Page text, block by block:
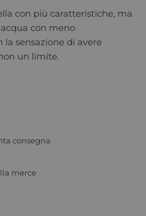
con più caratteristiche, ma
con meno
la sensazione di avere
un limite.
consegna
merce